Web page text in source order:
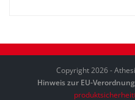
Copyright 2026 -
Hinweis zur EU-